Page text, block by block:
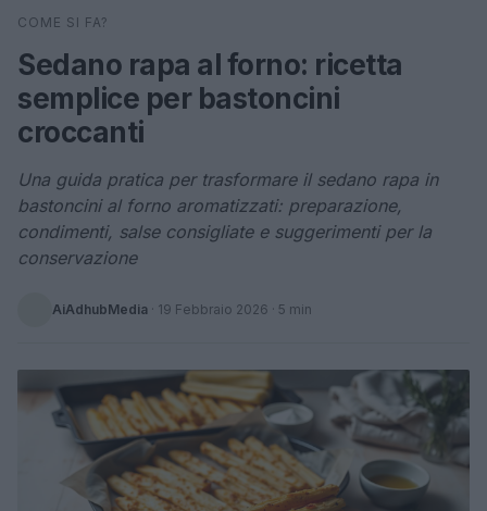
Cerca
COME SI FA?
Sedano rapa al forno: ricetta
semplice per bastoncini
croccanti
Una guida pratica per trasformare il sedano rapa in
bastoncini al forno aromatizzati: preparazione,
condimenti, salse consigliate e suggerimenti per la
conservazione
AiAdhubMedia · 19 Febbraio 2026 · 5 min